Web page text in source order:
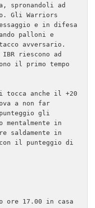
spronandoli ad
Gli Warriors
e in difesa
palloni e
avversario.
riescono ad
il primo tempo
tocca anche il +20
a non far
gli
mentalmente in
saldamente in
il punteggio di
ore 17.00 in casa